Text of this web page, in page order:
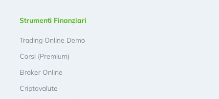
Strumenti Finanziari
Trading Online Demo
Corsi (Premium)
Broker Online
Criptovalute